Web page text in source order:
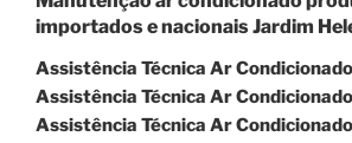
importados e nacionais Jardim
Assistência Técnica Ar
Assistência Técnica Ar
Assistência Técnica Ar